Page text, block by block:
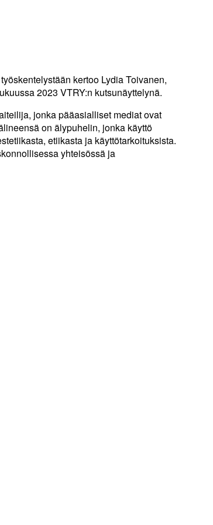
kertoo Lydia Toivanen,
2023 VTRY:n kutsunäyttelynä.
jonka pääasialliset mediat ovat
on älypuhelin, jonka käyttö
etiikasta ja käyttötarkoituksista.
yhteisössä ja